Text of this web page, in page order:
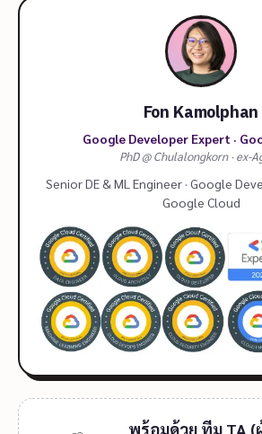
Fon Kamolphan
Google Developer Expert ·
PhD @ Chulalongkorn · ex-
Senior DE & ML Engineer · Google
Google Cloud
พร้อมด้วย ทีม TA